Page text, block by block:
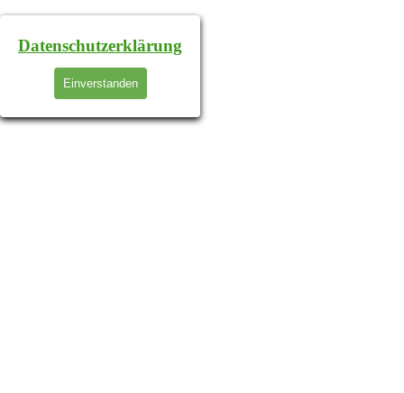
Datenschutzerklärung
Einverstanden